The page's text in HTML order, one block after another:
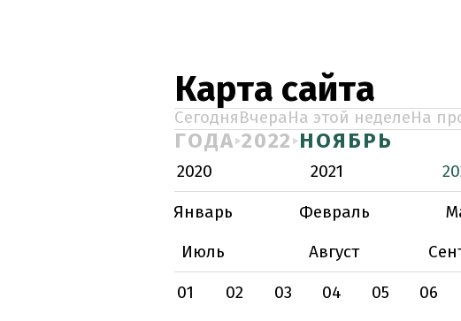
Карта сайта
СегодняВчераНа этой неделеНа
ГОДА 2022 НОЯБРЬ
2020 2021
Январь
Февраль
Июль
Август
01
02 03 04 05 06